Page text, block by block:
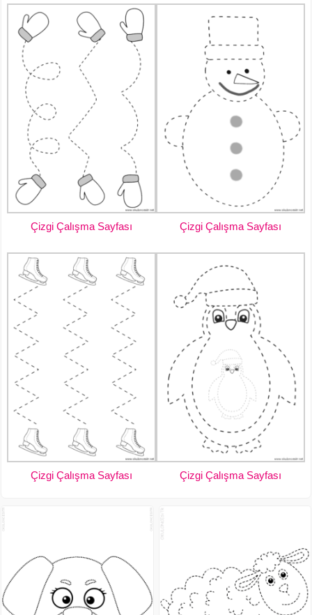
Çizgi Çalışma Sayfası Çizgi Çalışma Sayfası
Çizgi Çalışma Sayfası Çizgi Çalışma Sayfası